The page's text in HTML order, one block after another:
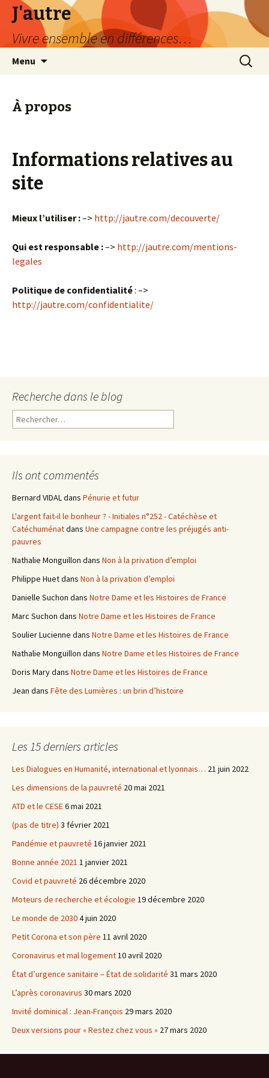
J'autre
Vivre ensemble en différences…
Menu
À propos
Informations relatives au
site
Mieux l’utiliser :–> http://jautre.com/decouverte/
Qui est responsable :–> http://jautre.com/mentions-
legales
Politique de confidentialité: –>
http://jautre.com/confidentialite/
Recherche dans le blog
R
e
r
h
e
r
Ils ont commentés
Bernard VIDALdans Pénurie et futur
L'argent fait-il le bonheur ? - Initiales n°252 - Catéchèse et
Catéchuménatdans Une campagne contre les préjugés anti-
pauvres
Nathalie Monguillon dans Non à la privation d’emploi
Philippe Huetdans Non à la privation d’emploi
Danielle Suchon dans Notre Dame et les Histoires de France
Marc Suchon dans Notre Dame et les Histoires de France
Soulier Lucienne dans Notre Dame et les Histoires de France
Nathalie Monguillon dans Notre Dame et les Histoires de France
Doris Marydans Notre Dame et les Histoires de France
Jean dans Fête des Lumières : un brin d’histoire
Les 15 derniers articles
Les Dialogues en Humanité, international et lyonnais… 21 juin 2022
Les dimensions de la pauvreté 20 mai 2021
ATD et le CESE6 mai 2021
(pas de titre) 3 février 2021
Pandémie et pauvreté 16 janvier 2021
Bonne année 2021 1 janvier 2021
Covid et pauvreté 26 décembre 2020
Moteurs de recherche et écologie 19 décembre 2020
Le monde de 20304 juin 2020
Petit Corona et son père 11 avril 2020
Coronavirus et mal logement10 avril 2020
État d’urgence sanitaire – État de solidarité 31 mars 2020
L’après coronavirus 30 mars 2020
Invité dominical : Jean-François 29 mars 2020
Deux versions pour « Restez chez vous » 27 mars 2020